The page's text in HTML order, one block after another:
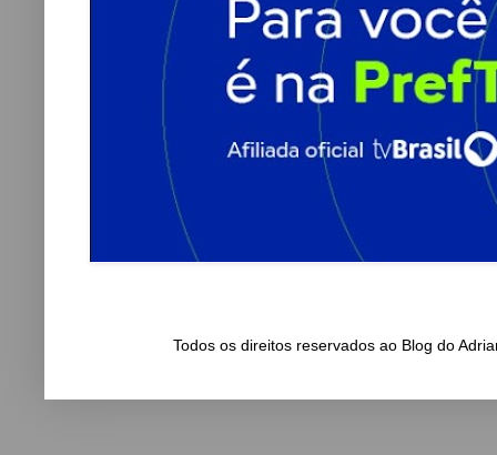
Todos os direitos reservados ao Blog do